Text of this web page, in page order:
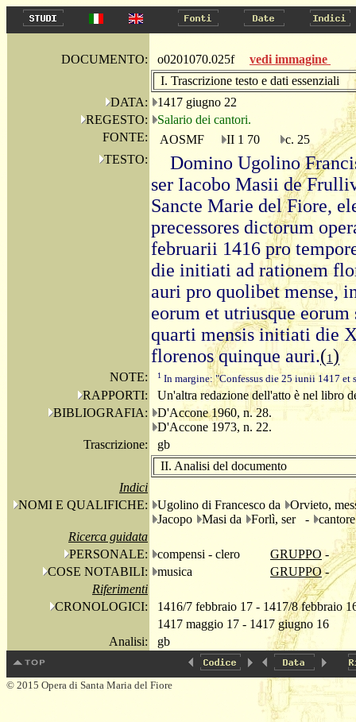
DOCUMENTO: o0201070.025f
vedi immagine
I. Trascrizione testo e dati essenziali
DATA:
1417 giugno 22
REGESTO:
Salario dei cantori.
FONTE:
AOSMF II 1 70
c. 25
TESTO:
Domino Ugolino
ser Iacobo Masii de
Sancte Marie del Fiore,
precessores dictorum
februarii 1416 pro
die initiati ad rationem
auri pro quolibet mense,
eorum et utriusque eorum
quarti mensis initiati die
florenos quinque auri.(1)
NOTE: 1 In margine: "Confessus die 25 iunii 1417 et
RAPPORTI:
Un'altra redazione dell'atto è nel libro
BIBLIOGRAFIA:
D'Accone 1960, n. 28.
D'Accone 1973, n. 22.
Trascrizione:
gb
II. Analisi del documento
Indici
NOMI E QUALIFICHE:
Ugolino di Francesco da
Orvieto,
Jacopo
Masi da Forlì, ser -
Ricerca guidata
PERSONALE:
compensi - clero GRUPPO -
COSE NOTABILI:
musica GRUPPO-
Riferimenti
CRONOLOGICI:
1416/7 febbraio 17 - 1417/8 febbraio
1417 maggio 17 - 1417 giugno 16
Analisi:
gb
© 2015 Opera di Santa Maria del Fiore